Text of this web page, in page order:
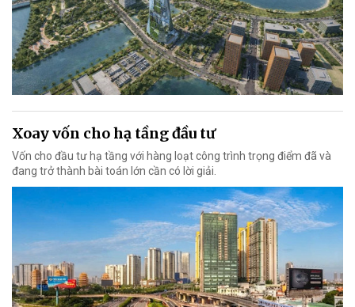
Xoay vốn cho hạ tầng đầu tư
Vốn cho đầu tư hạ tầng với hàng loạt công trình trọng điểm đã và
đang trở thành bài toán lớn cần có lời giải.